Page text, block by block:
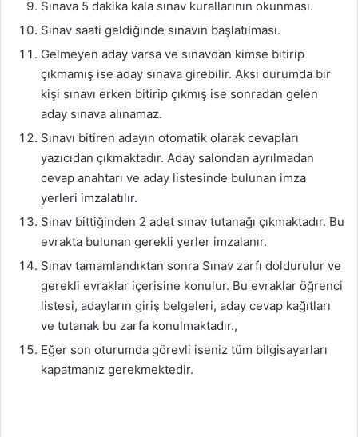
Sınava 5 dakika kala sınav kurallarının okunması.
Sınav saati geldiğinde sınavın başlatılması.
Gelmeyen aday varsa ve sınavdan kimse bitirip
çıkmamış ise aday sınava girebilir. Aksi durumda bir
kişi sınavı erken bitirip çıkmış ise sonradan gelen
aday sınava alınamaz.
Sınavı bitiren adayın otomatik olarak cevapları
yazıcıdan çıkmaktadır. Aday salondan ayrılmadan
cevap anahtarı ve aday listesinde bulunan imza
yerleri imzalatılır.
Sınav bittiğinden 2 adet sınav tutanağı çıkmaktadır. Bu
evrakta bulunan gerekli yerler imzalanır.
Sınav tamamlandıktan sonra Sınav zarfı doldurulur ve
gerekli evraklar içerisine konulur. Bu evraklar öğrenci
listesi, adayların giriş belgeleri, aday cevap kağıtları
ve tutanak bu zarfa konulmaktadır.,
Eğer son oturumda görevli iseniz tüm bilgisayarları
kapatmanız gerekmektedir.